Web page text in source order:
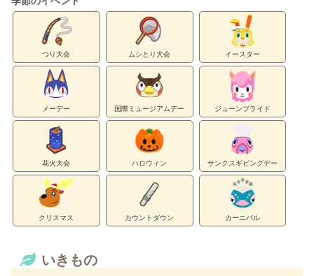
つり大会 ムシとり大会 イースター
メーデー 国際ミュージアムデー ジューンブライド
花火大会 ハロウィン サンクスギビングデー
クリスマス カウントダウン カーニバル
いきもの